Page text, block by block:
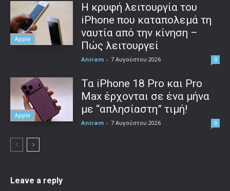
Apple
Η κρυφή λειτουργία του
iPhone που καταπολεμά τη
ναυτία από την κίνηση –
Πώς λειτουργεί
Aniram - 7 Αυγούστου 2026 0
Apple
Τα iPhone 18 Pro και Pro
Max έρχονται σε ένα μήνα
με “απλησίαστη” τιμή!
Aniram - 7 Αυγούστου 2026 0
Leave a reply